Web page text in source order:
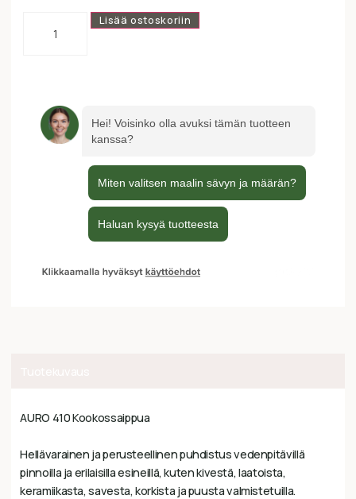
Lisää ostoskoriin
AURO 410 Kookossaippua
Hellävarainen ja perusteellinen puhdistus vedenpitävillä
pinnoilla ja erilaisilla esineillä, kuten kivestä, laatoista,
keramiikasta, savesta, korkista ja puusta valmistetuilla.